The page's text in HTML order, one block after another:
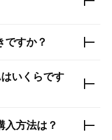
ですか？
いくらです
入方法は？